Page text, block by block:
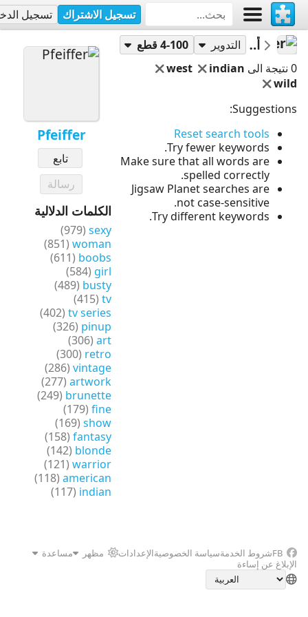
تسجيل الاشتراك تسجيل
Pfeiffer
تابع
رسالة
الكلمات الدلالية
sexy
(979)
woman
(851)
boobs
(611)
girl
(584)
busty
(489)
tv
(415)
tv series
(402)
pinup
(326)
art
(306)
retro
(300)
vintage
(286)
artwork
(277)
brunette
(249)
fine
(179)
show
(169)
fantasy
(158)
blonde
(142)
warrior
(121)
american
(118)
indian
(117)
Pfeiffer
أحاجي التدوير
4-100 قطع
0 نتيجة الى
indian
west
wild
Suggestions:
Reset search tools
Try fewer keywords.
Make sure that all words are
spelled correctly.
Jigsaw Planet searches are
not case-sensitive.
Try different keywords.
FBشروط الخدمةسياسة الخصوصيةالإعدادات مظهر
مساعدة
الإبلاغ عن إساءة